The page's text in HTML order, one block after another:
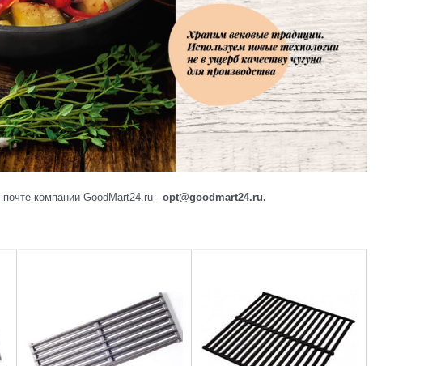
компании GoodMart24.ru - opt@goodmart24.ru.